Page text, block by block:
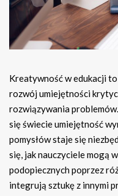
Kreatywność w edukacji
rozwój umiejętności
rozwiązywania
się świecie umiejętność
pomysłów staje się
się, jak nauczyciele mogą
podopiecznych poprzez
integrują sztukę z innymi